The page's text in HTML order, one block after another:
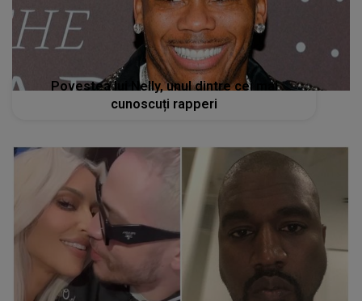
Povestea lui Nelly, unul dintre cei mai
cunoscuți rapperi